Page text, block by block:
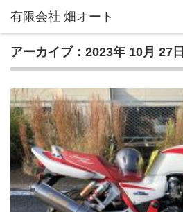
アーカイブ：2023年 10月 27日